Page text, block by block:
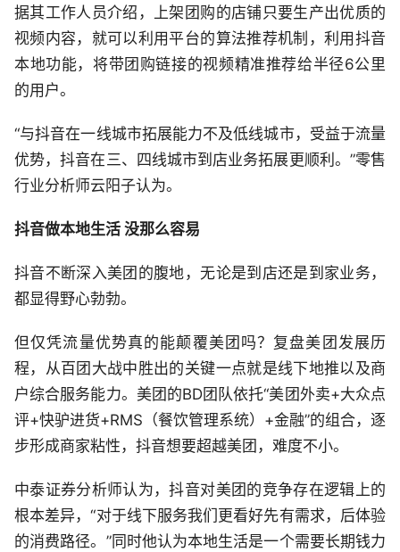
据其工作人员介绍，上架团购的店铺只要生产出优质的
视频内容，就可以利用平台的算法推荐机制，利用抖音
本地功能，将带团购链接的视频精准推荐给半径6公里
的用户。
“与抖音在一线城市拓展能力不及低线城市，受益于流量
优势，抖音在三、四线城市到店业务拓展更顺利。”零售
行业分析师云阳子认为。
抖音做本地生活 没那么容易
抖音不断深入美团的腹地，无论是到店还是到家业务，
都显得野心勃勃。
但仅凭流量优势真的能颠覆美团吗？复盘美团发展历
程，从百团大战中胜出的关键一点就是线下地推以及商
户综合服务能力。美团的BD团队依托“美团外卖+大众点
评+快驴进货+RMS（餐饮管理系统）+金融”的组合，逐
步形成商家粘性，抖音想要超越美团，难度不小。
中泰证券分析师认为，抖音对美团的竞争存在逻辑上的
根本差异，“对于线下服务我们更看好先有需求，后体验
的消费路径。”同时他认为本地生活是一个需要长期钱力